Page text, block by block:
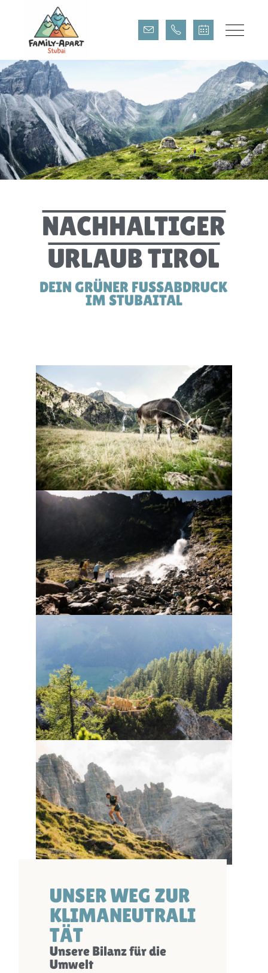
Nachhaltiger Urlaub Tirol
NACHHALTIGER
URLAUB TIROL
DEIN GRÜNER FUSSABDRUCK I
M STUBAITAL
UNSER WEG ZUR
KLIMANEUTRALI
TÄT
Unsere Bilanz für die
Umwelt